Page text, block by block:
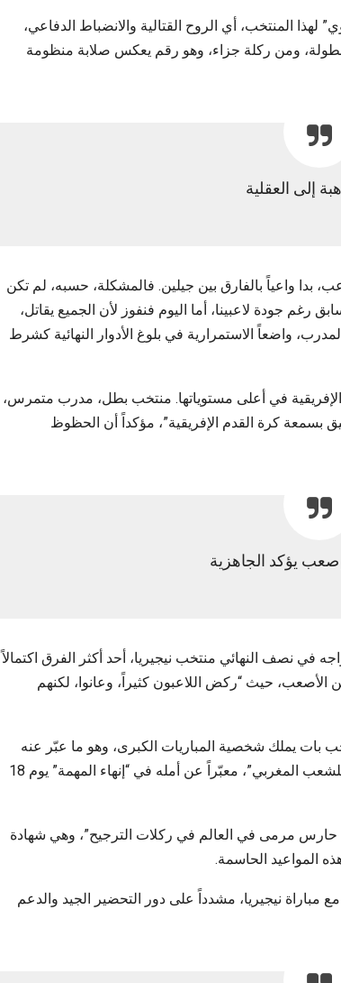
المنتخب، أي الروح القتالية والانضباط الدفاعي،
ومن ركلة جزاء، وهو رقم يعكس صلابة منظومة
إلى العقلية
الذي عاش مرارة خسارة نهائي 2004 كلاعب، بدا واعياً بالفارق بين جيلين. فالمشكلة، حسبه، لم تكن
رغم جودة لاعبينا، أما اليوم فنفوز لأن الجميع يقاتل،
واضعاً الاستمرارية في بلوغ الأدوار النهائية كشرط
الإفريقية في أعلى مستوياتها. منتخب بطل، مدرب متمرس،
بسمعة كرة القدم الإفريقية”، مؤكداً أن الحظوظ
صعب يؤكد الجاهزية
في نصف النهائي منتخب نيجيريا، أحد أكثر الفرق اكتمالاً
الأصعب، حيث “ركض اللاعبون كثيراً، وعانوا، لكنهم
بات يملك شخصية المباريات الكبرى، وهو ما عبّر عنه
القائد أشرف حكيمي، الذي اعتبر بلوغ النهائي “هدية للشعب المغربي”، معبّراً عن أمله في “إنهاء المهمة” يوم 18
حارس مرمى في العالم في ركلات الترجيح”، وهي شهادة
المواعيد الحاسمة.
مباراة نيجيريا، مشدداً على دور التحضير الجيد والدعم